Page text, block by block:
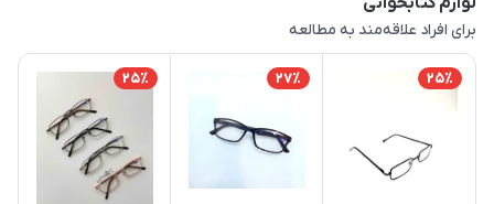
برای افراد علاقه‌مند به مطالعه
25٪ 27٪ 25٪